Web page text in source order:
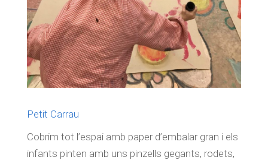
Petit Carrau
Cobrim tot l’espai amb paper d’embalar gran i els
infants pinten amb uns pinzells gegants, rodets,